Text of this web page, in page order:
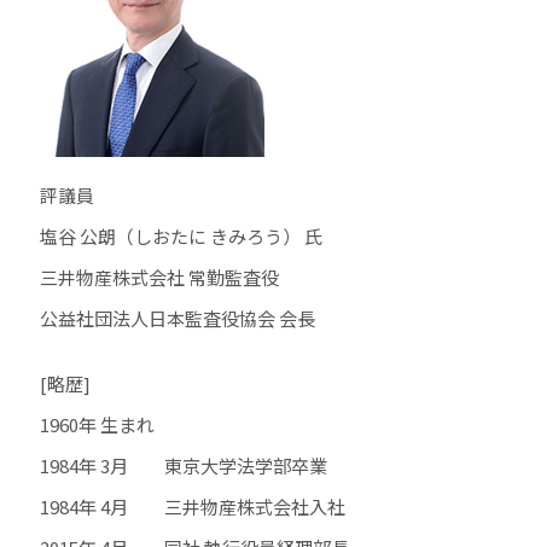
評議員
塩谷 公朗（しおたに きみろう） 氏
三井物産株式会社 常勤監査役
公益社団法人日本監査役協会 会長
[略歴]
1960年 生まれ
1984年 3月 東京大学法学部卒業
1984年 4月 三井物産株式会社入社